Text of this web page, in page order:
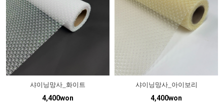
샤이닝망사_화이트
4,400won
샤이닝망사_아이보리
4,400won